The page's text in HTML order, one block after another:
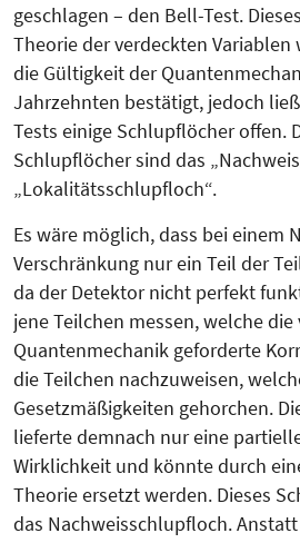
geschla­gen – den Bell-Test.
Theorie der verdeckten Variablen
die Gültigkeit der
Jahrzehnten bestätigt, jedoch
Tests einige Schlupflöcher offen.
Schlupflöcher sind das
„Lo­ka­litätsschlupfloch“.
Es wäre möglich, dass bei einem
Verschränkung nur ein Teil der
da der Detektor nicht perfekt
jene Teilchen messen, welche die
Quantenmechanik geforderte
die Teilchen nachzuweisen,
Gesetzmäßigkeiten gehorchen.
lieferte demnach nur eine
Wirklichkeit und könnte durch
Theorie ersetzt werden. Dieses
das Nachweisschlupfloch.